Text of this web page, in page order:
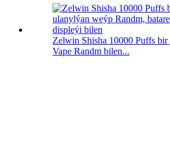
Zelwin Shisha 10000 Puffs bir
Vape Randm bilen...